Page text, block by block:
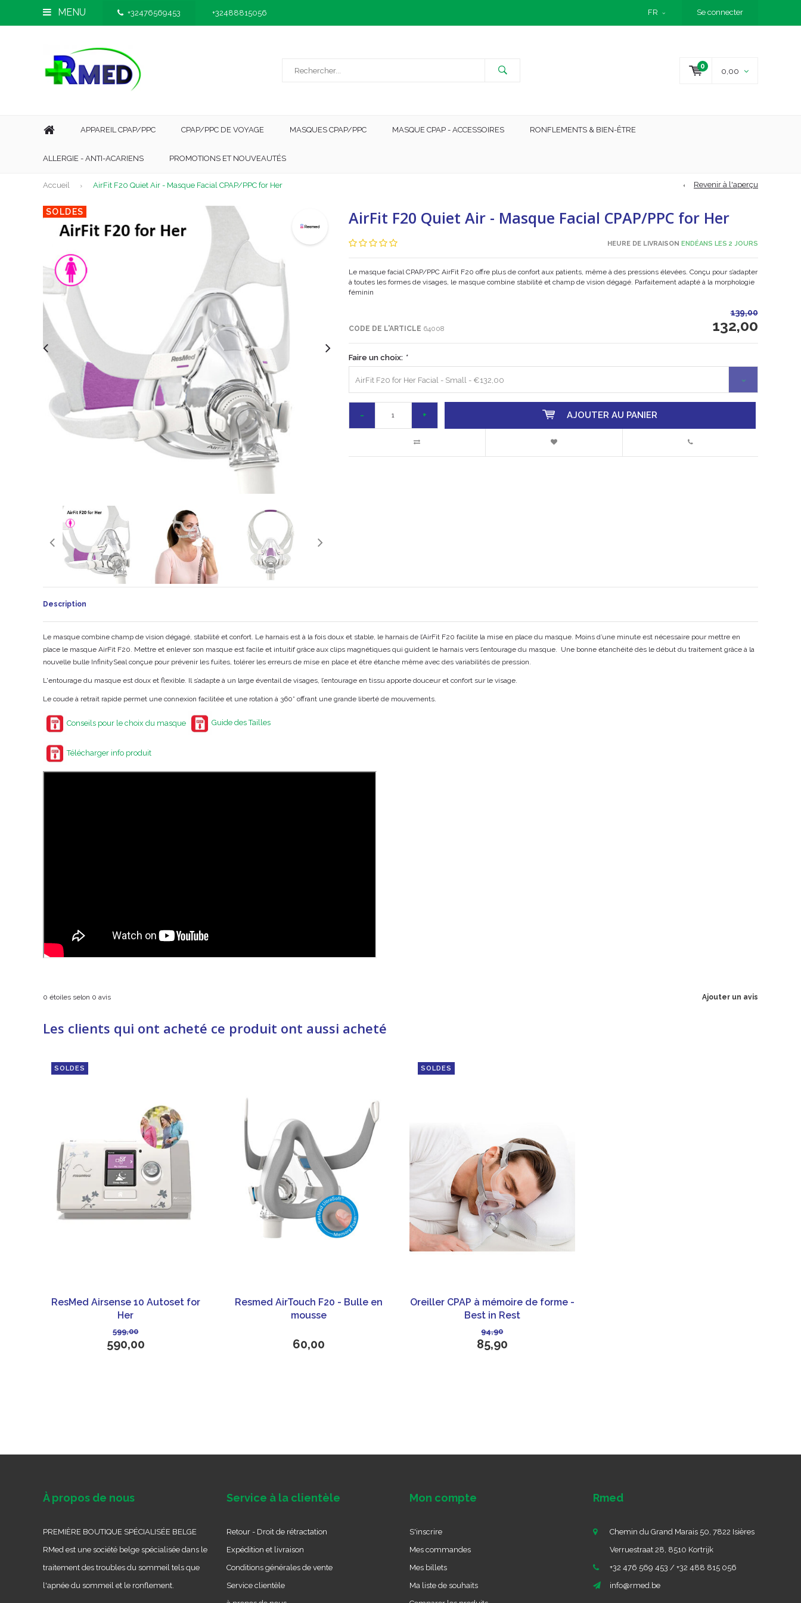
MENU +32476569453 +32488815056 FR Se connecter
0
0,00
APPAREIL CPAP/PPC CPAP/PPC DE VOYAGE MASQUES CPAP/PPC MASQUE CPAP - ACCESSOIRES RONFLEMENTS & BIEN-ÊTRE
ALLERGIE - ANTI-ACARIENS PROMOTIONS ET NOUVEAUTÉS
Accueil AirFit F20 Quiet Air - Masque Facial CPAP/PPC for Her Revenir à l'aperçu
SOLDES AirFit F20 Quiet Air - Masque Facial CPAP/PPC for Her
HEURE DE LIVRAISON ENDÉANS LES 2 JOURS
Le masque facial CPAP/PPC AirFit F20 offre plus de confort aux patients, même à des pressions élevées. Conçu pour s’adapter
à toutes les formes de visages, le masque combine stabilité et champ de vision dégagé. Parfaitement adapté à la morphologie
féminin
CODE DE L'ARTICLE 64008
139,00
132,00
Faire un choix: *
AirFit F20 for Her Facial - Small - €132,00
- + AJOUTER AU PANIER
Description
Le masque combine champ de vision dégagé, stabilité et confort. Le harnais est à la fois doux et stable, le harnais de l’AirFit F20 facilite la mise en place du masque. Moins d’une minute est nécessaire pour mettre en
place le masque AirFit F20. Mettre et enlever son masque est facile et intuitif grâce aux clips magnétiques qui guident le harnais vers l’entourage du masque. Une bonne étanchéité dès le début du traitement grâce à la
nouvelle bulle InfinitySeal conçue pour prévenir les fuites, tolérer les erreurs de mise en place et être étanche même avec des variabilités de pression.
L'entourage du masque est doux et flexible. Il s’adapte à un large éventail de visages, l’entourage en tissu apporte douceur et confort sur le visage.
Le coude à retrait rapide permet une connexion facilitée et une rotation à 360° offrant une grande liberté de mouvements.
Conseils pour le choix du masque Guide des Tailles
Télécharger info produit
Ajouter un avis
0 étoiles selon 0 avis
Les clients qui ont acheté ce produit ont aussi acheté
SOLDES
ResMed Airsense 10 Autoset for
Her
599,00
590,00
Resmed AirTouch F20 - Bulle en
mousse
60,00
SOLDES
Oreiller CPAP à mémoire de forme -
Best in Rest
94,90
85,90
À propos de nous
PREMIÈRE BOUTIQUE SPÉCIALISÉE BELGE
RMed est une société belge spécialisée dans le
traitement des troubles du sommeil tels que
l'apnée du sommeil et le ronflement.
Service à la clientèle
Retour - Droit de rétractation
Expédition et livraison
Conditions générales de vente
Service clientèle
Mon compte
S'inscrire
Mes commandes
Mes billets
Ma liste de souhaits
Rmed
Chemin du Grand Marais 50, 7822 Isières
Verruestraat 28, 8510 Kortrijk
+32 476 569 453 / +32 488 815 056
info@rmed.be